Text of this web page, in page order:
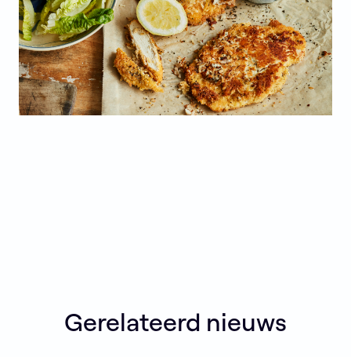
Gerelateerd nieuws